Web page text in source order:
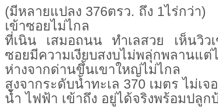
(มีหลายแปลง 376ตรว. ถึง 1ไร่กว่า)
เข้าซอยไม่ไกล
ที่เนิน เสมอถนน ทำเลสวย เห็นวิว
ซอยมีความเงียบสงบไม่พลุ่กพลานแต่
ห่างจากด่านขึ้นเขาใหญ่ไม่ไกล
สูงจากระดับน้ำทะเล 370 เมตร ไม่เ
น้ำ ไฟฟ้า เข้าถึง อยู่ได้จริงพร้อมปลูก